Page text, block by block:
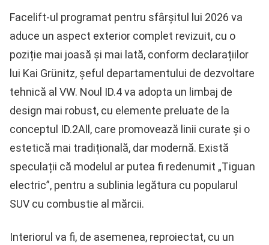
Facelift-ul programat pentru sfârșitul lui 2026 va
aduce un aspect exterior complet revizuit, cu o
poziție mai joasă și mai lată, conform declarațiilor
lui Kai Grünitz, șeful departamentului de dezvoltare
tehnică al VW. Noul ID.4 va adopta un limbaj de
design mai robust, cu elemente preluate de la
conceptul ID.2All, care promovează linii curate și o
estetică mai tradițională, dar modernă. Există
speculații că modelul ar putea fi redenumit „Tiguan
electric”, pentru a sublinia legătura cu popularul
SUV cu combustie al mărcii.
Interiorul va fi, de asemenea, reproiectat, cu un